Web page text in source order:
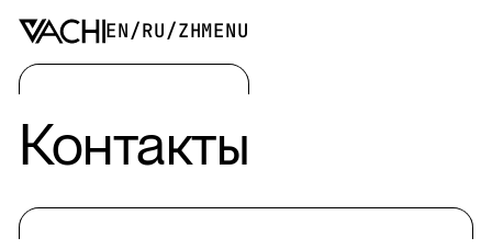
EN/RU/ZHMENU
Контакты